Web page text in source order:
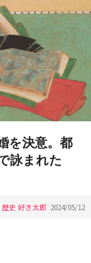
を決意。都
詠まれた
歴史 好き太郎 2024/05/12